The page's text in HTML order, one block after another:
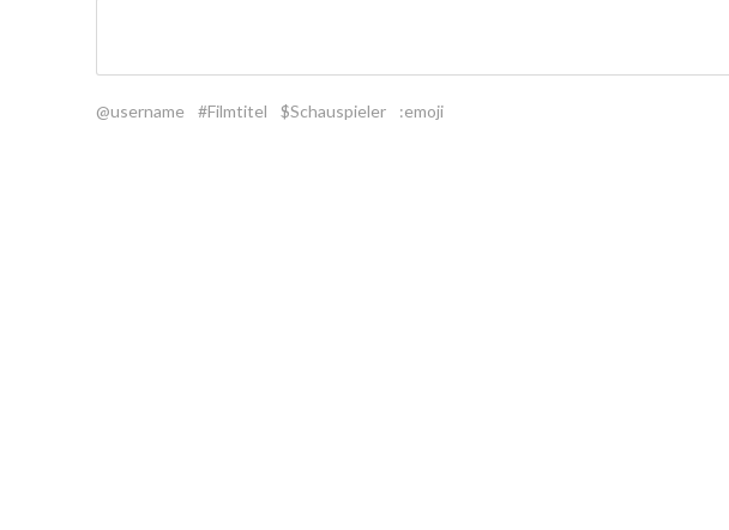
@username #Filmtitel $Schauspieler :emoji